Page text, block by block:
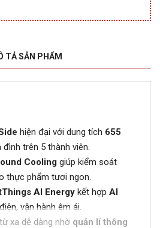
TẢ SẢN PHẨM
hiện đại với dung tích 655
trên 5 thành viên.
Cooling giúp kiểm soát
thực phẩm tươi ngon.
AI Energy kết hợp AI
vận hành êm ái.
xa dễ dàng nhờ quản lí thông